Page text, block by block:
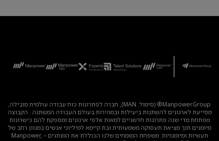
ManpowerGroup® (סימול: MAN), חברה לפתרונות כוח עבודה עולמית מובילה,
מסייעת לארגונים להשתנות ביעילות ובמהירות בעולם העבודה המשתנה . הקבוצה
מפתחת מדי שנה פתרונות חדשניים למאות אלפי ארגונים ומספקת להם כישרונות
מיומנים תוך מציאת תעסוקה משמעותית ובת קיימא למיליוני אנשים במגוון רחב של
תעשיות ומיומנויות. משפחת המומחים שלנו הכוללת את המותגים – Manpower,